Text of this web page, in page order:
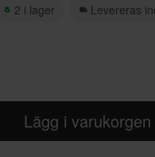
2 i lager Levereras
Lägg i varukorgen